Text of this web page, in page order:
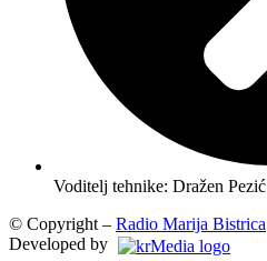
Voditelj tehnike: Dražen Pezić
© Copyright – Radio Marija Bistrica
Developed by